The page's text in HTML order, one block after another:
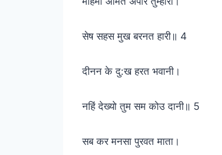
सेष सहस मुख बरनत हारी॥ 4
दीनन के दु:ख हरत भवानी।
नहिं देख्यो तुम सम कोउ दानी॥ 5
सब कर मनसा पुरवत माता।